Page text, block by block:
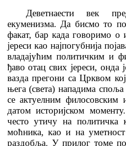
Деветнаести век
екуменизма. Да бисмо то
факат, бар када говоримо о
јереси као најпогубнија
владајућим политичким и
ђаво отац свих јереси, онда
вазда прегони са Црквом
њега (света) нападима
се актуелним
датом историјском
често утичу на политичка
моћника, као и на
раздобља. У прилог томе